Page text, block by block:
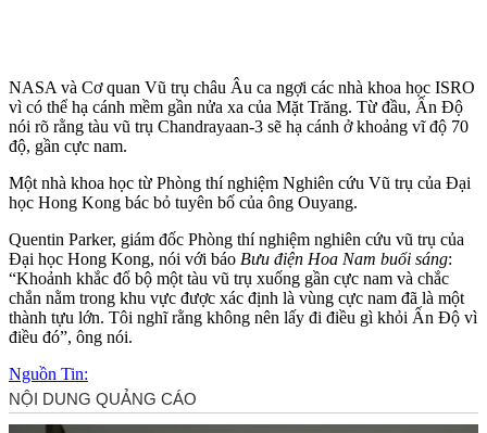
NASA và Cơ quan Vũ trụ châu Âu ca ngợi các nhà khoa học ISRO
vì có thể hạ cánh mềm gần nửa xa của Mặt Trăng. Từ đầu, Ấn Độ
nói rõ rằng tàu vũ trụ Chandrayaan-3 sẽ hạ cánh ở khoảng vĩ độ 70
độ, gần cực nam.
Một nhà khoa học từ Phòng thí nghiệm Nghiên cứu Vũ trụ của Đại
học Hong Kong bác bỏ tuyên bố của ông Ouyang.
Quentin Parker, giám đốc Phòng thí nghiệm nghiên cứu vũ trụ của
Đại học Hong Kong, nói với báo Bưu điện Hoa Nam buổi sáng:
“Khoảnh khắc đổ bộ một tàu vũ trụ xuống gần cực nam và chắc
chắn nằm trong khu vực được xác định là vùng cực nam đã là một
thành tựu lớn. Tôi nghĩ rằng không nên lấy đi điều gì khỏi Ấn Độ vì
điều đó”, ông nói.
Nguồn Tin: